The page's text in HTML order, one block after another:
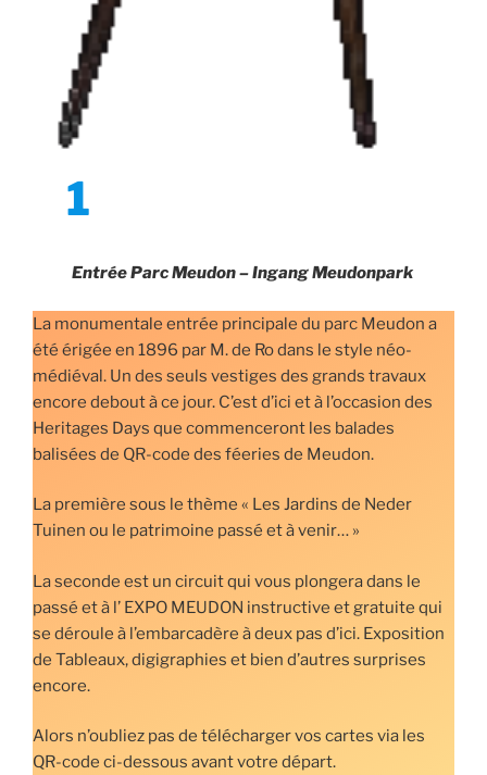
1
Entrée Parc Meudon – Ingang Meudonpark
La monumentale entrée principale du parc Meudon a
été érigée en 1896 par M. de Ro dans le style néo-
médiéval. Un des seuls vestiges des grands travaux
encore debout à ce jour. C’est d’ici et à l’occasion des
Heritages Days que commenceront les balades
balisées de QR-code des féeries de Meudon.
La première sous le thème « Les Jardins de Neder
Tuinen ou le patrimoine passé et à venir… »
La seconde est un circuit qui vous plongera dans le
passé et à l’ EXPO MEUDON instructive et gratuite qui
se déroule à l’embarcadère à deux pas d’ici. Exposition
de Tableaux, digigraphies et bien d’autres surprises
encore.
Alors n’oubliez pas de télécharger vos cartes via les
QR-code ci-dessous avant votre départ.